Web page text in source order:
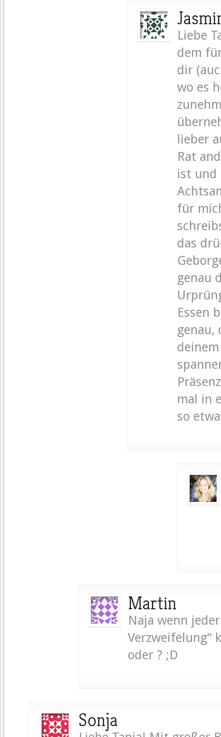
Liebe
dem
dir
wo es
lieber
Rat
ist und
für
das
genau
Essen
genau,
mal in
so
Martin
Naja wenn
Verzweifelung“
oder ? ;D
Sonja